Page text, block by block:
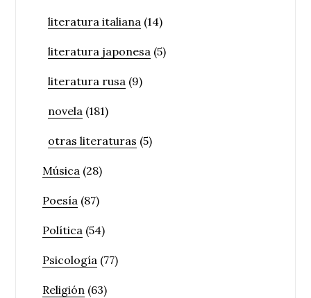
literatura italiana (14)
literatura japonesa (5)
literatura rusa (9)
novela (181)
otras literaturas (5)
Música (28)
Poesía (87)
Política (54)
Psicología (77)
Religión (63)